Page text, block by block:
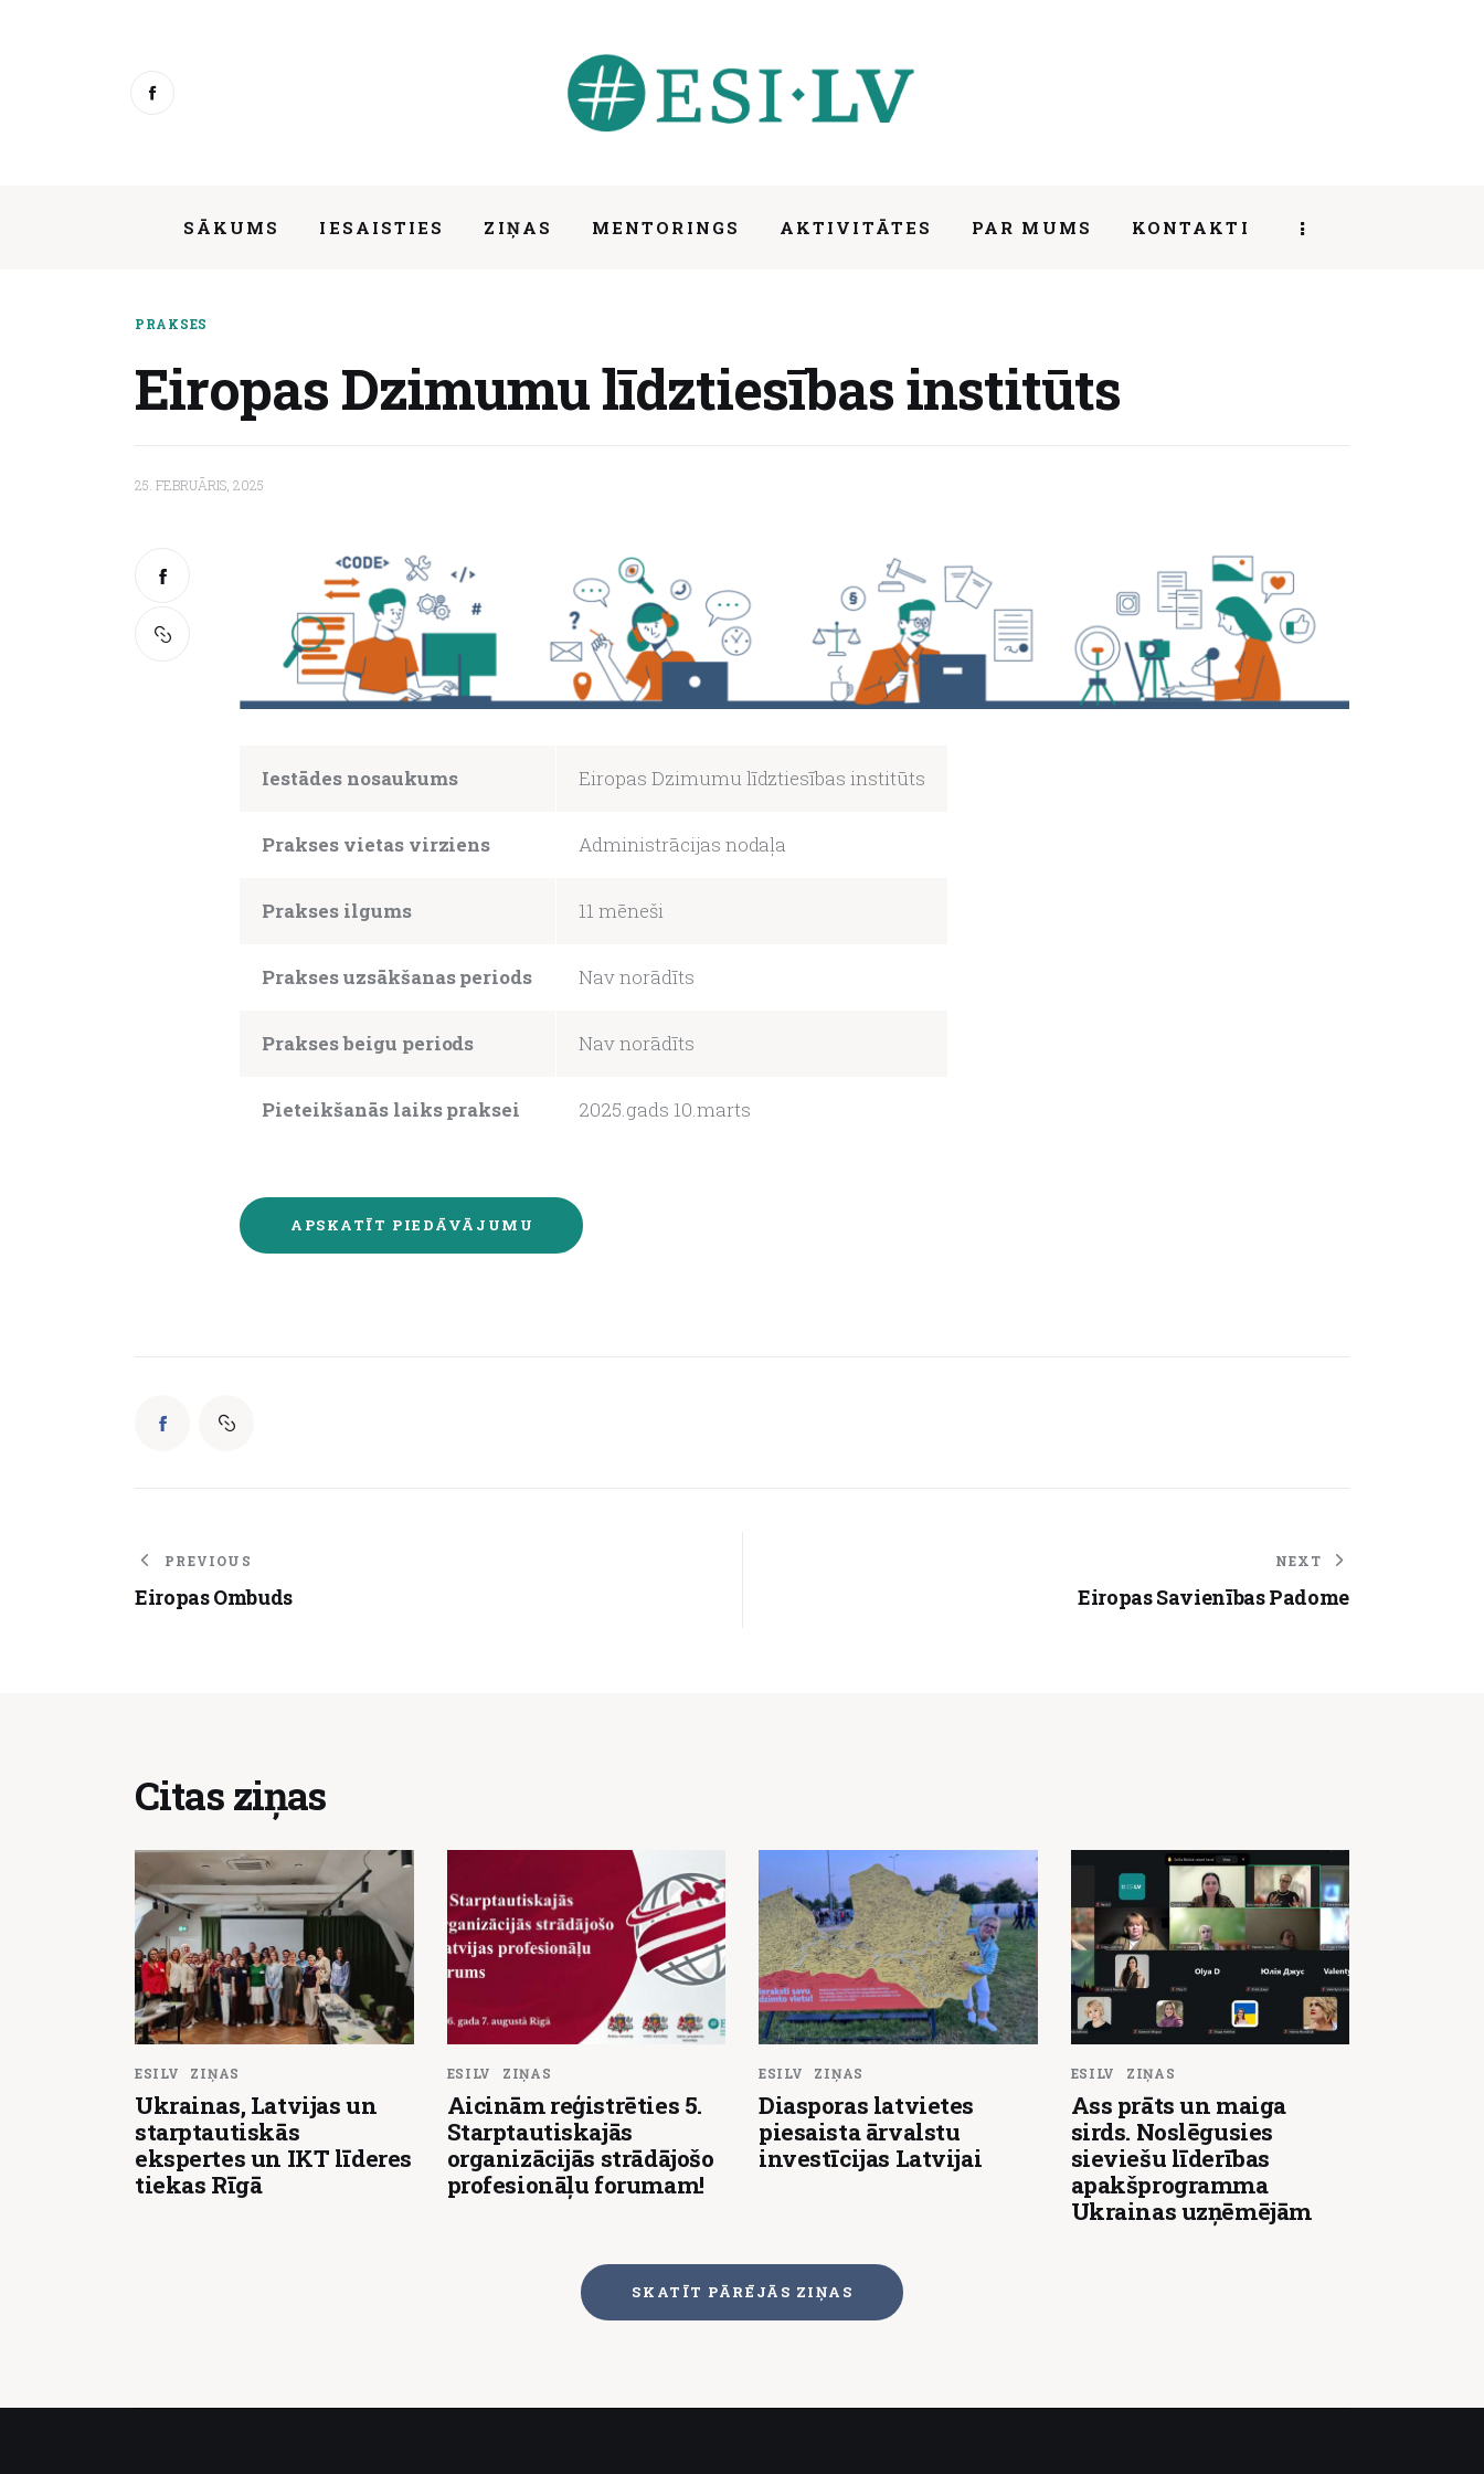
SĀKUMS IESAISTIES ZIŅAS MENTORINGS AKTIVITĀTES PAR MUMS KONTAKTI
PRAKSES
Eiropas Dzimumu līdztiesības institūts
25. FEBRUĀRIS, 2025
Iestādes nosaukums Eiropas Dzimumu līdztiesības institūts
Prakses vietas virziens Administrācijas nodaļa
Prakses ilgums 11 mēneši
Prakses uzsākšanas periods Nav norādīts
Prakses beigu periods Nav norādīts
Pieteikšanās laiks praksei 2025.gads 10.marts
APSKATĪT PIEDĀVĀJUMU
PREVIOUS
Eiropas Ombuds
NEXT
Eiropas Savienības Padome
Citas ziņas
ESILV ZIŅAS
Ukrainas, Latvijas un
starptautiskās
ekspertes un IKT līderes
tiekas Rīgā
ESILV ZIŅAS
Aicinām reģistrēties 5.
Starptautiskajās
organizācijās strādājošo
profesionāļu forumam!
ESILV ZIŅAS
Diasporas latvietes
piesaista ārvalstu
investīcijas Latvijai
ESILV ZIŅAS
Ass prāts un maiga
sirds. Noslēgusies
sieviešu līderības
apakšprogramma
Ukrainas uzņēmējām
SKATĪT PĀRĒJĀS ZIŅAS